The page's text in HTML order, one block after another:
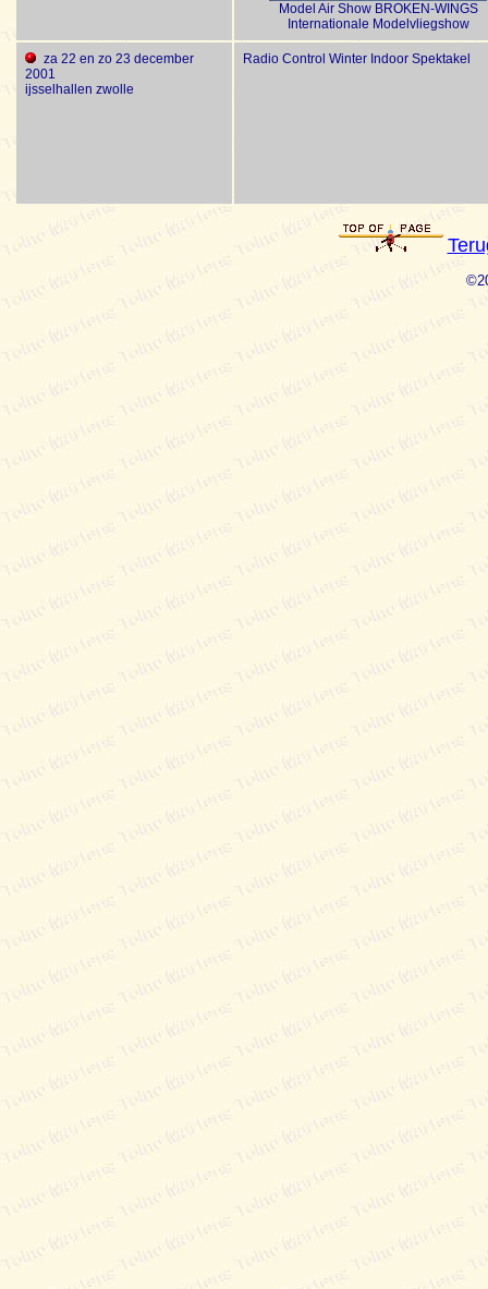
Model Air Show BROKEN-WINGS
Internationale Modelvliegshow
za 22 en zo 23 december
2001
ijsselhallen zwolle
Radio Control Winter Indoor Spektakel